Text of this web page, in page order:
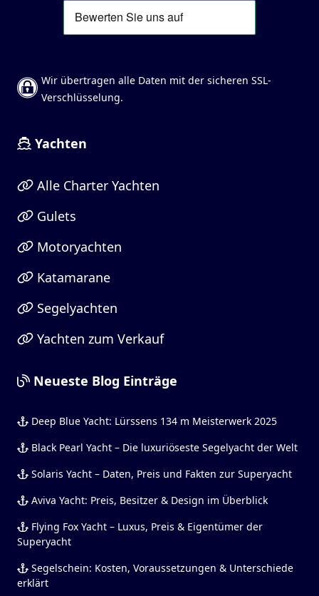
Wir übertragen alle Daten mit der sicheren SSL-
Verschlüsselung.
Yachten
Alle Charter Yachten
Gulets
Motoryachten
Katamarane
Segelyachten
Yachten zum Verkauf
Neueste Blog Einträge
Deep Blue Yacht: Lürssens 134 m Meisterwerk 2025
Black Pearl Yacht – Die luxuriöseste Segelyacht der Welt
Solaris Yacht – Daten, Preis und Fakten zur Superyacht
Aviva Yacht: Preis, Besitzer & Design im Überblick
Flying Fox Yacht – Luxus, Preis & Eigentümer der
Superyacht
Segelschein: Kosten, Voraussetzungen & Unterschiede
erklärt